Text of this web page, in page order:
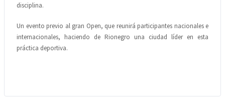
disciplina.
Un evento previo al gran Open, que reunirá participantes nacionales e
internacionales, haciendo de Rionegro una ciudad líder en esta
práctica deportiva.